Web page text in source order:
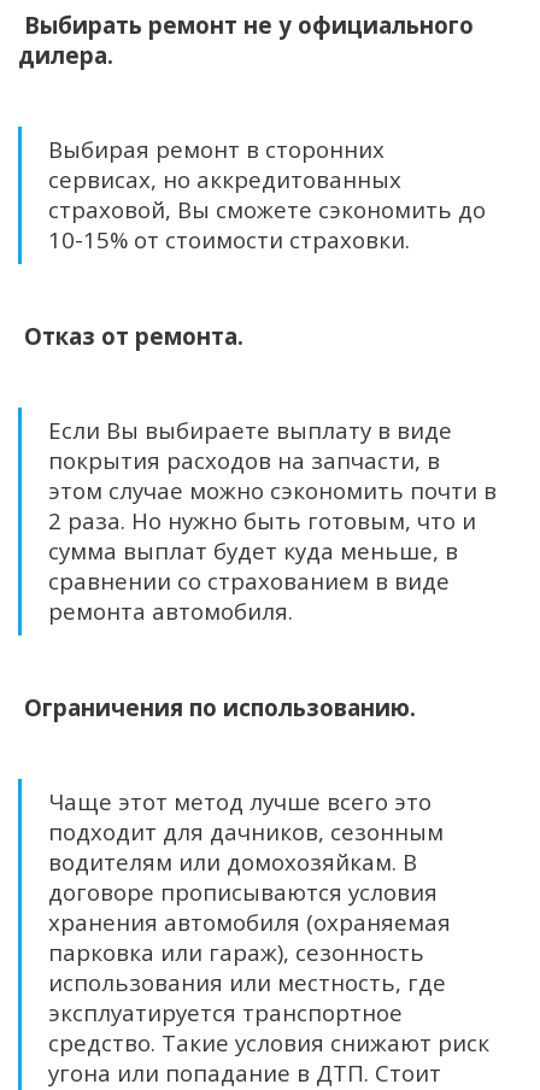
Выбирать ремонт не у официального
дилера.
Выбирая ремонт в сторонних
сервисах, но аккредитованных
страховой, Вы сможете сэкономить до
10-15% от стоимости страховки.
Отказ от ремонта.
Если Вы выбираете выплату в виде
покрытия расходов на запчасти, в
этом случае можно сэкономить почти в
2 раза. Но нужно быть готовым, что и
сумма выплат будет куда меньше, в
сравнении со страхованием в виде
ремонта автомобиля.
Ограничения по использованию.
Чаще этот метод лучше всего это
подходит для дачников, сезонным
водителям или домохозяйкам. В
договоре прописываются условия
хранения автомобиля (охраняемая
парковка или гараж), сезонность
использования или местность, где
эксплуатируется транспортное
средство. Такие условия снижают риск
угона или попадание в ДТП. Стоит